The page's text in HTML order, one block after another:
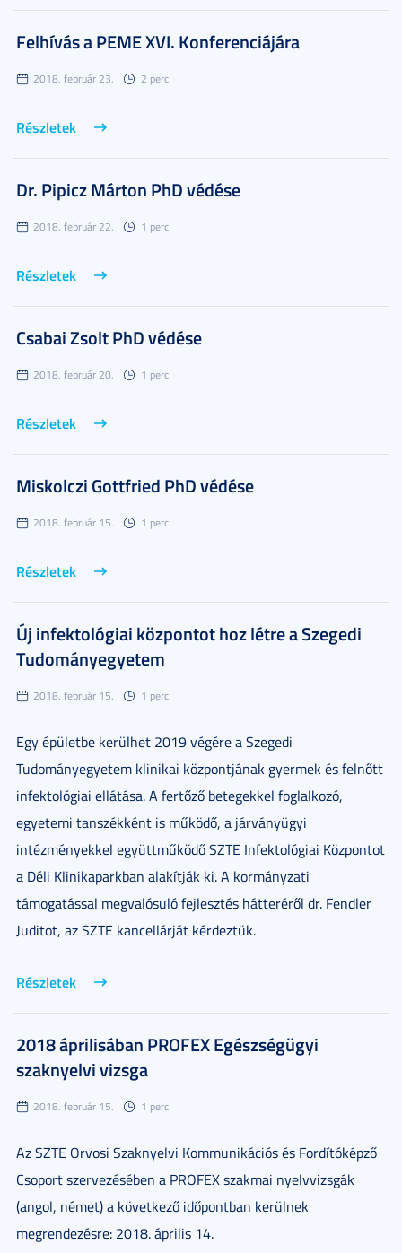
Felhívás a PEME XVI. Konferenciájára
2018. február 23. 2 perc
Részletek
Dr. Pipicz Márton PhD védése
2018. február 22. 1 perc
Részletek
Csabai Zsolt PhD védése
2018. február 20. 1 perc
Részletek
Miskolczi Gottfried PhD védése
2018. február 15. 1 perc
Részletek
Új infektológiai központot hoz létre a Szegedi
Tudományegyetem
2018. február 15. 1 perc
Egy épületbe kerülhet 2019 végére a Szegedi
Tudományegyetem klinikai központjának gyermek és felnőtt
infektológiai ellátása. A fertőző betegekkel foglalkozó,
egyetemi tanszékként is működő, a járványügyi
intézményekkel együttműködő SZTE Infektológiai Központot
a Déli Klinikaparkban alakítják ki. A kormányzati
támogatással megvalósuló fejlesztés hátteréről dr. Fendler
Juditot, az SZTE kancellárját kérdeztük.
Részletek
2018 áprilisában PROFEX Egészségügyi
szaknyelvi vizsga
2018. február 15. 1 perc
Az SZTE Orvosi Szaknyelvi Kommunikációs és Fordítóképző
Csoport szervezésében a PROFEX szakmai nyelvvizsgák
(angol, német) a következő időpontban kerülnek
megrendezésre: 2018. április 14.